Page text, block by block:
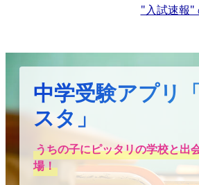
"入試速報"
中学受験アプリ
スタ」
うちの子にピッタリの学校と出
場！